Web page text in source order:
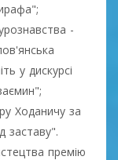
-
у дискурсі
Ходаничу за
заставу".
премію